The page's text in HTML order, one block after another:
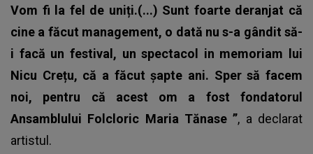
Vom fi la fel de uniți.(...) Sunt foarte deranjat că
cine a făcut management, o dată nu s-a gândit să-
i facă un festival, un spectacol in memoriam lui
Nicu Crețu, că a făcut șapte ani. Sper să facem
noi, pentru că acest om a fost fondatorul
Ansamblului Folcloric Maria Tănase ”, a declarat
artistul.